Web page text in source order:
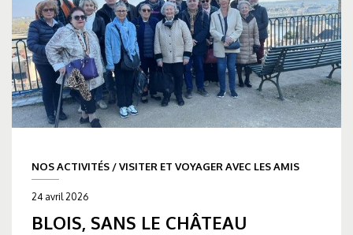
NOS ACTIVITÉS /VISITER ET VOYAGER AVEC LES AMIS
24 avril 2026
BLOIS, SANS LE CHÂTEAU